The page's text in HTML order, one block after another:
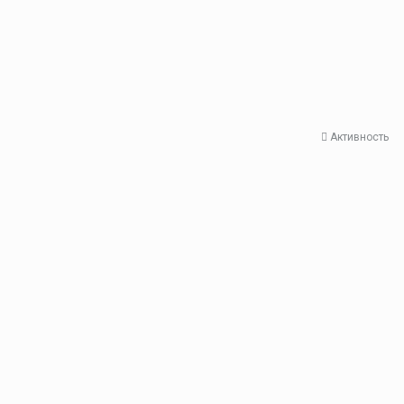
Активность